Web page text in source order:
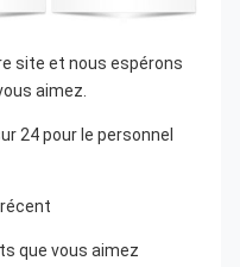
site et nous espérons
aimez.
24 pour le personnel
que vous aimez